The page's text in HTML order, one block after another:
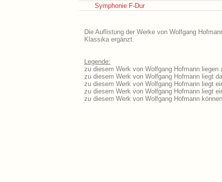
Symphonie F-Dur
Die Auflistung der Werke von Wolfgang
Klassika ergänzt.
Legende:
zu diesem Werk von Wolfgang Hofmann liegen
zu diesem Werk von Wolfgang Hofmann liegt
zu diesem Werk von Wolfgang Hofmann liegt
zu diesem Werk von Wolfgang Hofmann liegt
zu diesem Werk von Wolfgang Hofmann